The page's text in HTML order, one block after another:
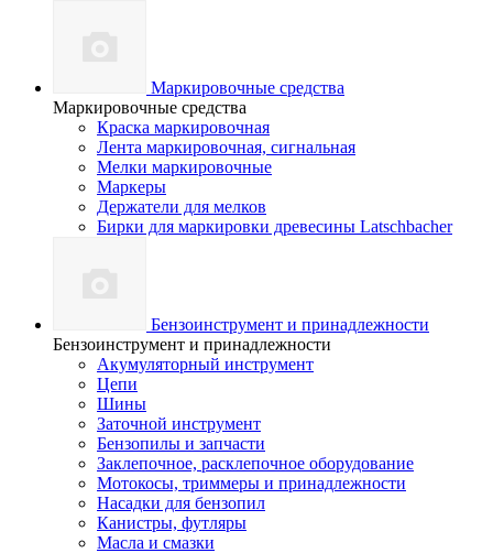
Маркировочные средства
Маркировочные средства
Краска маркировочная
Лента маркировочная, сигнальная
Мелки маркировочные
Маркеры
Держатели для мелков
Бирки для маркировки древесины Latschbacher
Бензоинструмент и принадлежности
Бензоинструмент и принадлежности
Акумуляторный инструмент
Цепи
Шины
Заточной инструмент
Бензопилы и запчасти
Заклепочное, расклепочное оборудование
Мотокосы, триммеры и принадлежности
Насадки для бензопил
Канистры, футляры
Масла и смазки